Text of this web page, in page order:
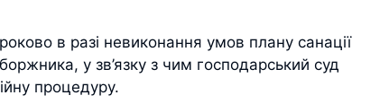
в разі невиконання умов плану санації
у зв’язку з чим господарський суд
процедуру.